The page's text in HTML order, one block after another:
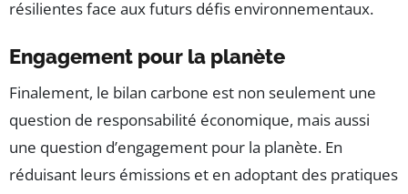
résilientes face aux futurs défis environnementaux.
Engagement pour la planète
Finalement, le bilan carbone est non seulement une
question de responsabilité économique, mais aussi
une question d’engagement pour la planète. En
réduisant leurs émissions et en adoptant des pratiques